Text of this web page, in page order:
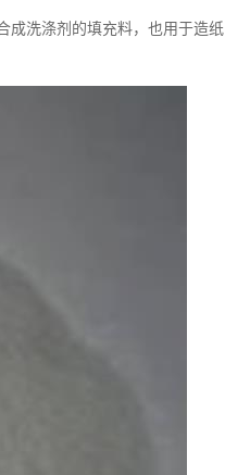
成洗涤剂的填充料，也用于造纸